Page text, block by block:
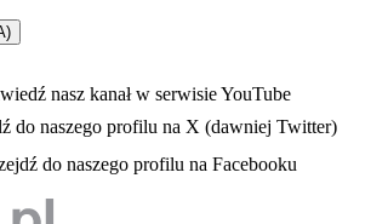
- otwiera się w nowej karcie
nasz kanał w serwisie YouTube
nowej karcie
do naszego profilu na X (dawniej Twitter)
- otwiera się w nowej karcie
do naszego profilu na Facebooku